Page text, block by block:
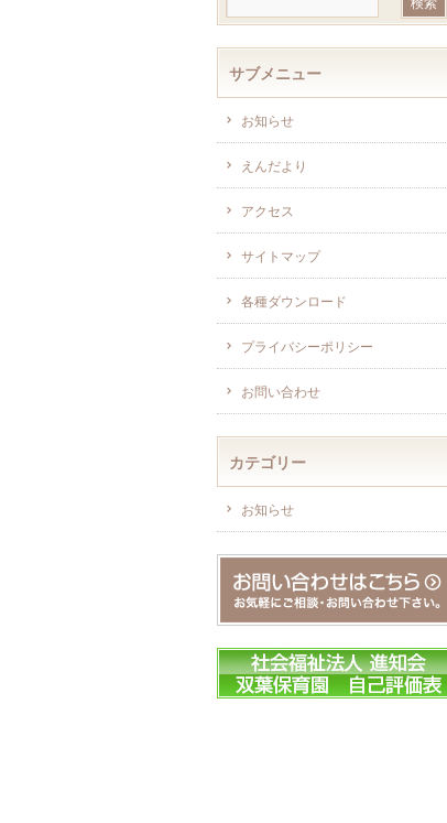
サブメニュー
お知らせ
えんだより
アクセス
サイトマップ
各種ダウンロード
プライバシーポリシー
お問い合わせ
カテゴリー
お知らせ